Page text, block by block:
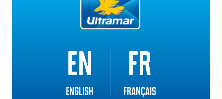
EN
English
FR
Français